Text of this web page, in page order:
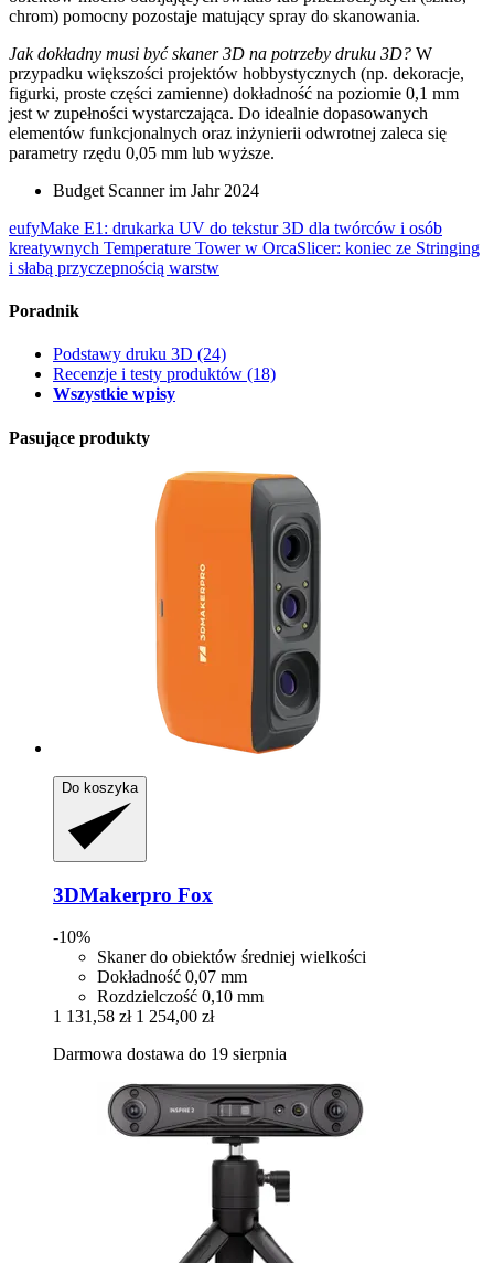
chrom) pomocny pozostaje matujący spray do skanowania.
Jak dokładny musi być skaner 3D na potrzeby druku 3D? W
przypadku większości projektów hobbystycznych (np. dekoracje,
figurki, proste części zamienne) dokładność na poziomie 0,1 mm
jest w zupełności wystarczająca. Do idealnie dopasowanych
elementów funkcjonalnych oraz inżynierii odwrotnej zaleca się
parametry rzędu 0,05 mm lub wyższe.
Budget Scanner im Jahr 2024
eufyMake E1: drukarka UV do tekstur 3D dla twórców i osób
kreatywnych Temperature Tower w OrcaSlicer: koniec ze Stringing
i słabą przyczepnością warstw
Poradnik
Podstawy druku 3D (24)
Recenzje i testy produktów (18)
Wszystkie wpisy
Pasujące produkty
Do koszyka
3DMakerpro Fox
-10%
Skaner do obiektów średniej wielkości
Dokładność 0,07 mm
Rozdzielczość 0,10 mm
1 131,58 zł 1 254,00 zł
Darmowa dostawa do 19 sierpnia